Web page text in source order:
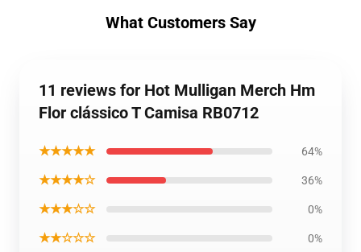
What Customers Say
11 reviews for Hot Mulligan Merch Hm
Flor clássico T Camisa RB0712
★★★★★ 64%
★★★★☆ 36%
★★★☆☆ 0%
★★☆☆☆ 0%